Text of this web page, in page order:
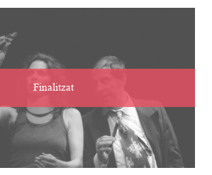
Finalitzat